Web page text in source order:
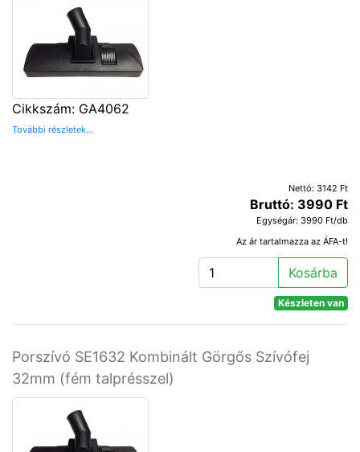
Cikkszám: GA4062
További részletek...
Nettó: 3142 Ft
Bruttó: 3990 Ft
Egységár: 3990 Ft/db
Az ár tartalmazza az ÁFA-t!
Kosárba
Készleten van
Porszívó SE1632 Kombinált Görgős Szívófej
32mm (fém talprésszel)